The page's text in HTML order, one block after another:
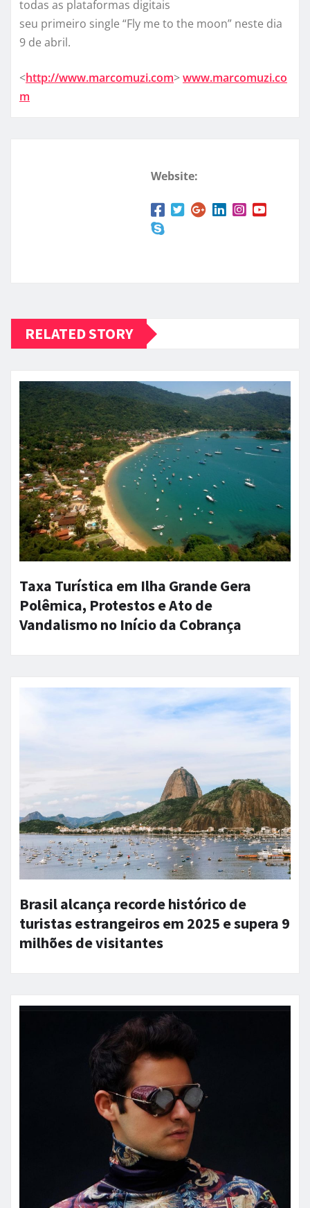
todas as plataformas digitais
seu primeiro single “Fly me to the moon” neste dia
9 de abril.
<http://www.marcomuzi.com>www.marcomuzi.co
m
Website:
RELATED STORY
Taxa Turística em Ilha Grande Gera
Polêmica, Protestos e Ato de
Vandalismo no Início da Cobrança
Brasil alcança recorde histórico de
turistas estrangeiros em 2025 e supera 9
milhões de visitantes